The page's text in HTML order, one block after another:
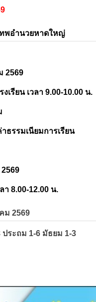
ทพอำนวยหาดใหญ่
2569
รียน เวลา 9.00-10.00 น.
ธรรมเนียมการเรียน
า 8.00-12.00 น.
ม 2569
ระถม 1-6 มัธยม 1-3